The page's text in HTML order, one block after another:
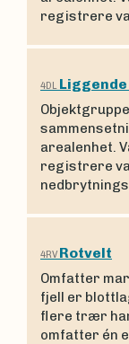
registrere
4DL
arealenhet.
registrere
4RV Rotvelt
Omfatter
fjell er
flere trær har
omfatter én